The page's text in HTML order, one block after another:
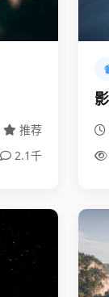
推荐
2.1千